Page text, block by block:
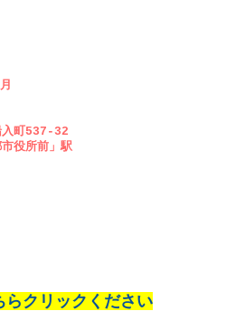
入町537-32
役所前」駅
らクリックください